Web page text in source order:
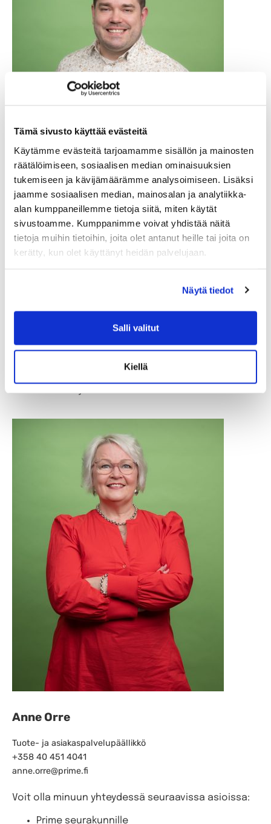
Tämä sivusto käyttää evästeitä
Käytämme evästeitä tarjoamamme sisällön ja mainosten
räätälöimiseen, sosiaalisen median ominaisuuksien
tukemiseen ja kävijämäärämme analysoimiseen. Lisäksi
jaamme sosiaalisen median, mainosalan ja analytiikka-
alan kumppaneillemme tietoja siitä, miten käytät
sivustoamme. Kumppanimme voivat yhdistää näitä
tietoja muihin tietoihin, joita olet antanut heille tai joita on
kerätty, kun olet käyttänyt heidän palvelujaan.
Näytä tiedot
Salli valitut
Kiellä
Markus Meurman
markus.meurman@prime.fi
Anne Orre
Tuote- ja asiakaspalvelupäällikkö
+358 40 451 4041
anne.orre@prime.fi
Voit olla minuun yhteydessä seuraavissa asioissa:
Prime seurakunnille